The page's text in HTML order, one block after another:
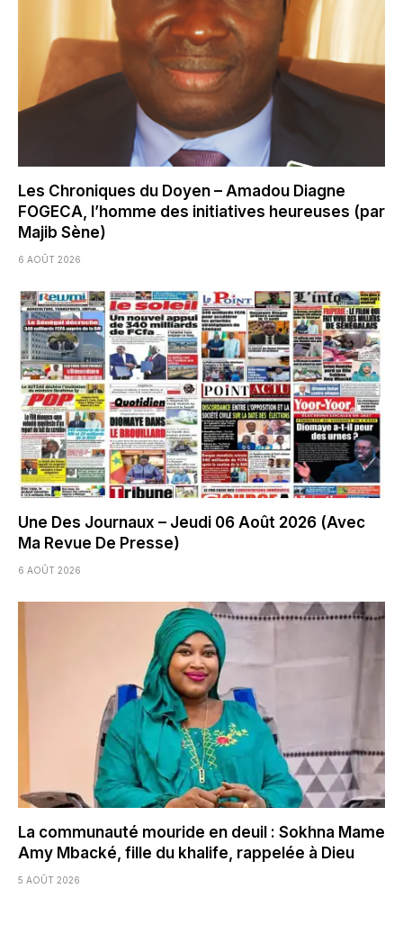
Les Chroniques du Doyen – Amadou Diagne
FOGECA, l’homme des initiatives heureuses (par
Majib Sène)
6 AOÛT 2026
Une Des Journaux – Jeudi 06 Août 2026 (Avec
Ma Revue De Presse)
6 AOÛT 2026
La communauté mouride en deuil : Sokhna Mame
Amy Mbacké, fille du khalife, rappelée à Dieu
5 AOÛT 2026